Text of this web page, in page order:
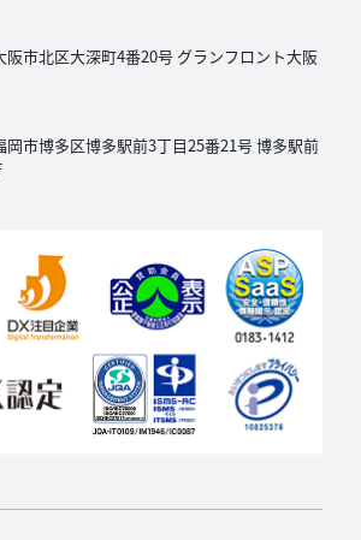
阪市北区大深町4番20号 グランフロント大阪
岡市博多区博多駅前3丁目25番21号 博多駅前